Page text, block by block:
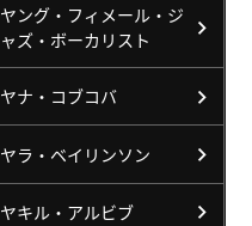
ヤング・フィメール・ジ
ャズ・ボーカリスト
ヤナ・コブコバ
ヤラ・ベイリンソン
ヤキル・アルビブ